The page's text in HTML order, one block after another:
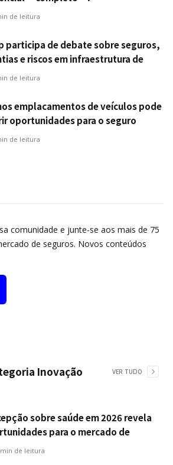
de leitura
participa de debate sobre seguros,
e riscos em infraestrutura de
de leitura
emplacamentos de veículos pode
oportunidades para o seguro
de leitura
comunidade e junte-se aos mais de 75
de seguros. Novos conteúdos
Inovação VER TUDO
sobre saúde em 2026 revela
para o mercado de
ampliar cobertura e prevenção
min de leitura